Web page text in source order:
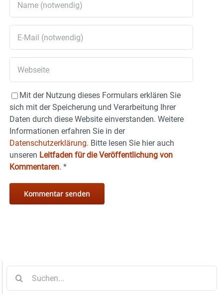
Mit der Nutzung dieses Formulars erklären Sie
sich mit der Speicherung und Verarbeitung Ihrer
Daten durch diese Website einverstanden. Weitere
Informationen erfahren Sie in der
Datenschutzerklärung. Bitte lesen Sie hier auch
unseren Leitfaden für die Veröffentlichung von
Kommentaren. *
nach: